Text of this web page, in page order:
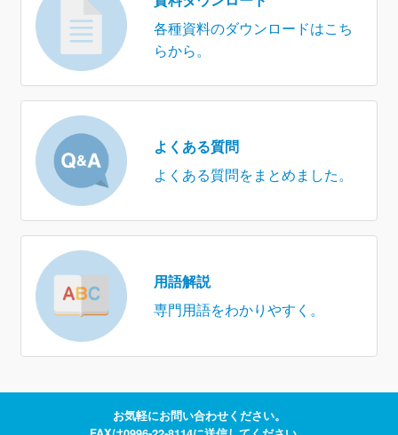
各種資料のダウンロードはこち
らから。
よくある質問
よくある質問をまとめました。
用語解説
専門用語をわかりやすく。
お気軽にお問い合わせください。